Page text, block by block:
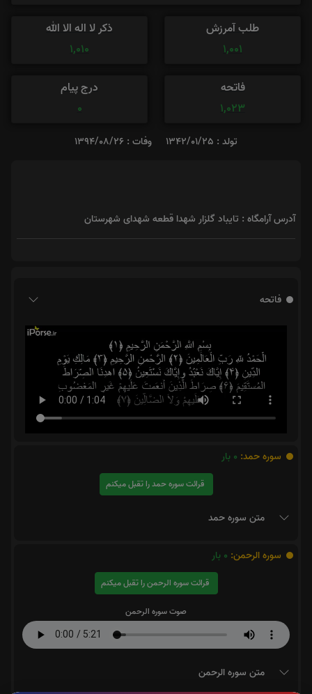
طلب آمرزش
1,001
ذکر لا اله الا الله
1,010
فاتحه
1,023
درج پیام
0
تولد : 1342/01/25 وفات : 1394/08/26
آدرس آرامگاه : تایباد گلزار شهدا قطعه شهدای شهرستان
فاتحه
سوره حمد: 0 بار
قرائت سوره حمد را تقبل میکنم
متن سوره حمد
سوره الرحمن: 0 بار
قرائت سوره الرحمن را تقبل میکنم
صوت سوره الرحمن
متن سوره الرحمن